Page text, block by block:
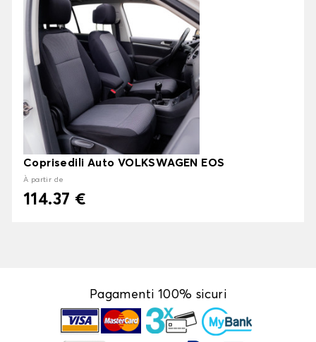
Coprisedili Auto VOLKSWAGEN EOS
À partir de
114.37 €
Pagamenti 100% sicuri